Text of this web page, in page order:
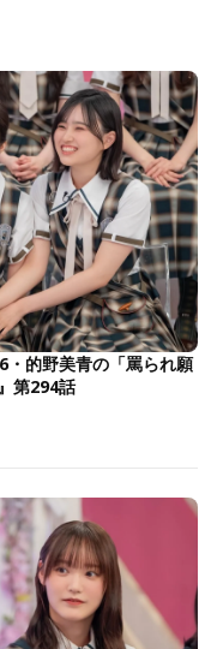
・的野美青の「罵られ願
第294話